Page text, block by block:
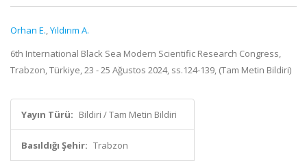
Orhan E.,Yıldırım A.
6th International Black Sea Modern Scientific Research Congress,
Trabzon, Türkiye, 23 - 25 Ağustos 2024, ss.124-139, (Tam Metin Bildiri)
Yayın Türü: Bildiri / Tam Metin Bildiri
Basıldığı Şehir: Trabzon